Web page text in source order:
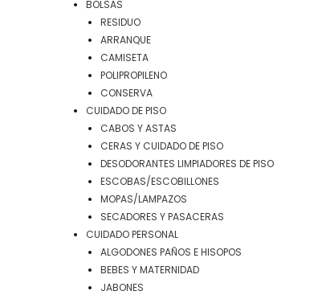
BOLSAS
RESIDUO
ARRANQUE
CAMISETA
POLIPROPILENO
CONSERVA
CUIDADO DE PISO
CABOS Y ASTAS
CERAS Y CUIDADO DE PISO
DESODORANTES LIMPIADORES DE PISO
ESCOBAS/ESCOBILLONES
MOPAS/LAMPAZOS
SECADORES Y PASACERAS
CUIDADO PERSONAL
ALGODONES PAÑOS E HISOPOS
BEBES Y MATERNIDAD
JABONES